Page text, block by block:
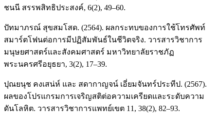
ชนนี สรรพสิทธิประสงค์, 6(2), 49–60.
ปัทมาภรณ์ สุขสมโสด. (2564). ผลกระทบของการใช้โทรศัพท์
สมาร์ตโฟนต่อการมีปฏิสัมพันธ์ในชีวิตจริง. วารสารวิชาการ
มนุษยศาสตร์และสังคมศาสตร์ มหาวิทยาลัยราชภัฏ
พระนครศรีอยุธยา, 3(2), 17–39.
ปุณยนุช คงเสน่ห์ และ สดากาญจน์ เอี่ยมจันทร์ประทีป. (2567).
ผลของโปรแกรมการเจริญสติต่อความเครียดและระดับความ
ดันโลหิต. วารสารวิชาการแพทย์เขต 11, 38(2), 82–93.